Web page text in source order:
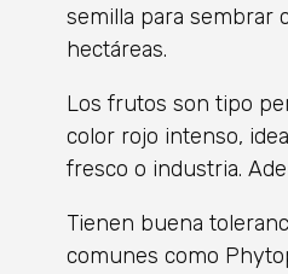
semilla para sembrar
hectáreas.
Los frutos son tipo
color rojo intenso,
fresco o industria.
Tienen buena
comunes como